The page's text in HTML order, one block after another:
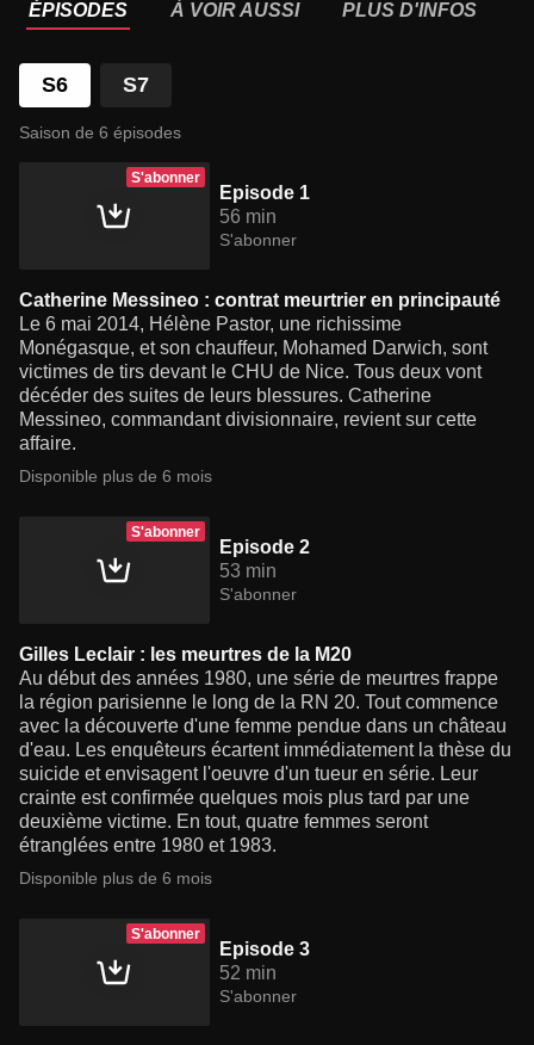
ÉPISODES À VOIR AUSSI PLUS D'INFOS
S6 S7
Saison de 6 épisodes
S'abonner
Episode 1
56 min
S'abonner
Catherine Messineo : contrat meurtrier en principauté
Le 6 mai 2014, Hélène Pastor, une richissime
Monégasque, et son chauffeur, Mohamed Darwich, sont
victimes de tirs devant le CHU de Nice. Tous deux vont
décéder des suites de leurs blessures. Catherine
Messineo, commandant divisionnaire, revient sur cette
affaire.
Disponible plus de 6 mois
S'abonner
Episode 2
53 min
S'abonner
Gilles Leclair : les meurtres de la M20
Au début des années 1980, une série de meurtres frappe
la région parisienne le long de la RN 20. Tout commence
avec la découverte d'une femme pendue dans un château
d'eau. Les enquêteurs écartent immédiatement la thèse du
suicide et envisagent l'oeuvre d'un tueur en série. Leur
crainte est confirmée quelques mois plus tard par une
deuxième victime. En tout, quatre femmes seront
étranglées entre 1980 et 1983.
Disponible plus de 6 mois
S'abonner
Episode 3
52 min
S'abonner